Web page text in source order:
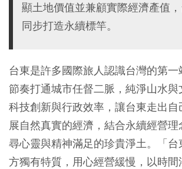
顯土地價值並兼顧實際經濟產值
同步打造永續標竿。
台東是許多國際旅人認識台灣的第
節奏打通城市任督二脈，純淨山水
科技創新與行政效率，讓台東走出
展自然真實的經濟，結合永續經營理
尋心靈與精神滿足的珍貴淨土。「
方獨有特質，用心經營緩慢，以時間